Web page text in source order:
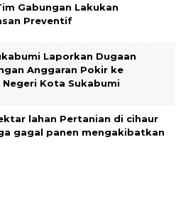
Gabungan Lakukan
Preventif
Laporkan Dugaan
Anggaran Pokir ke
Negeri Kota Sukabumi
lahan Pertanian di cihaur
gagal panen mengakibatkan